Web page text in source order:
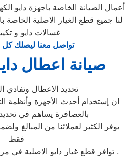
أعمال الصيانة الخاصة باجهزة دايو
لنا جميع قطع الغيار الاصلية الخاصة
غسالات دايو و
تواصل معنا ليصلك كل
صيانة اعطال
تحديد الاعطال وتفادي
ان إستخدام أحدث الأجهزة وأنظمة
بالعصافرة يساهم في تحديد
يوفر الكثير لعملائنا من المبالغ
فقط
» توافر قطع غيار دايو الاصلية في مركز صيانة دايو بالعصافرة .